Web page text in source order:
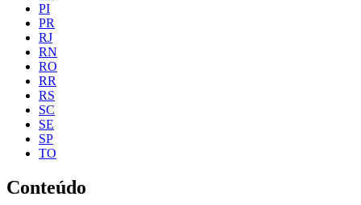
PI
PR
RJ
RN
RO
RR
RS
SC
SE
SP
TO
Conteúdo